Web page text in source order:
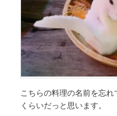
こちらの料理の名前を忘
くらいだっと思います。